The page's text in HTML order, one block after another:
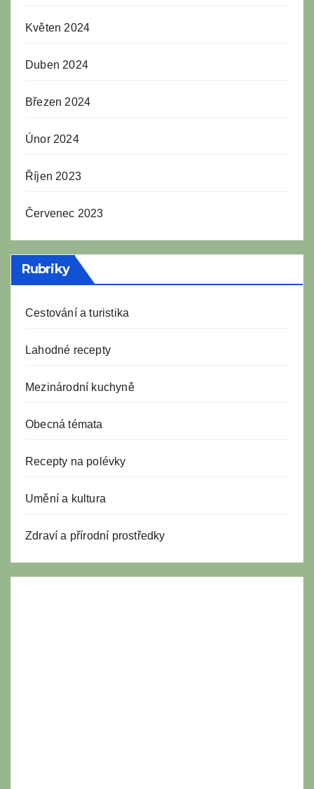
Květen 2024
Duben 2024
Březen 2024
Únor 2024
Říjen 2023
Červenec 2023
Rubriky
Cestování a turistika
Lahodné recepty
Mezinárodní kuchyně
Obecná témata
Recepty na polévky
Umění a kultura
Zdraví a přírodní prostředky